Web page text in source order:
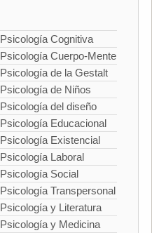
Psicología Cognitiva
Psicología Cuerpo-Mente
Psicología de la Gestalt
Psicología de Niños
Psicología del diseño
Psicología Educacional
Psicología Existencial
Psicología Laboral
Psicología Social
Psicología Transpersonal
Psicología y Literatura
Psicología y Medicina